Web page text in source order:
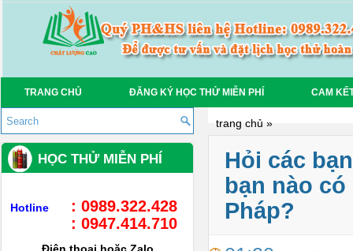
TRANG CHỦ ĐĂNG KÝ HỌC THỬ MIỄN PHÍ CAM
trang chủ »
Hỏi các
bạn nào
Pháp?
HỌC THỬ MIỄN PHÍ
Hotline
: 0989.322.428
: 0947.414.710